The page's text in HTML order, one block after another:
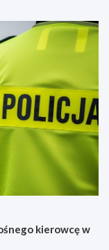
kierowcę w